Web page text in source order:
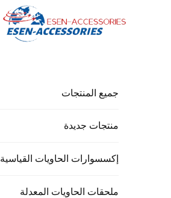
جميع المنتجات
منتجات جديدة
إكسسوارات الحاويات القياسية
ملحقات الحاويات المعدلة